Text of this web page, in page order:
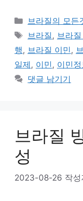
카
테
리
브라질의 모든
태
그
브라질, 브라
행, 브라질 이민,
일제 , 이민, 이민정
댓글 남기기
브라질
성
2023-08-26 작성